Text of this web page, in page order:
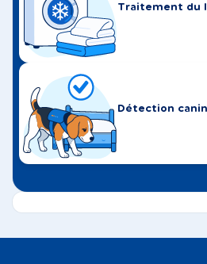
Traitement du
Détection